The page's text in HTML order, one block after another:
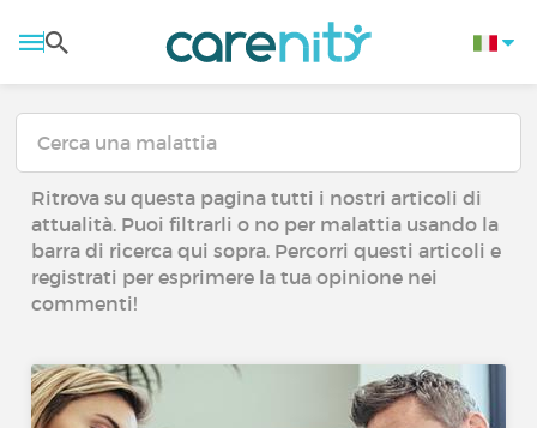
Ritrova su questa pagina tutti i nostri articoli di
attualità. Puoi filtrarli o no per malattia usando la
barra di ricerca qui sopra. Percorri questi articoli e
registrati per esprimere la tua opinione nei
commenti!